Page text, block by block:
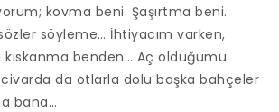
kovma beni. Şaşırtma beni.
söyleme… İhtiyacım varken,
kıskanma benden… Aç olduğumu
da otlarla dolu başka bahçeler
bana…